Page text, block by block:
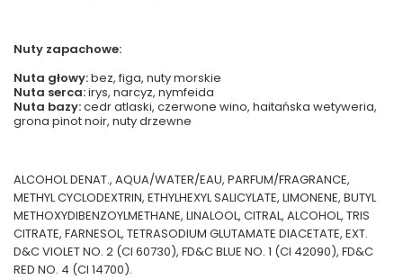
Nuty zapachowe:
Nuta głowy:bez, figa, nuty morskie
Nuta serca:irys, narcyz, nymfeida
Nuta bazy:cedr atlaski, czerwone wino, haitańska wetyweria,
grona pinot noir, nuty drzewne
ALCOHOL DENAT., AQUA/WATER/EAU, PARFUM/FRAGRANCE,
METHYL CYCLODEXTRIN, ETHYLHEXYL SALICYLATE, LIMONENE, BUTYL
METHOXYDIBENZOYLMETHANE, LINALOOL, CITRAL, ALCOHOL, TRIS
CITRATE, FARNESOL, TETRASODIUM GLUTAMATE DIACETATE, EXT.
D&C VIOLET NO. 2 (CI 60730), FD&C BLUE NO. 1 (CI 42090), FD&C
RED NO. 4 (CI 14700).